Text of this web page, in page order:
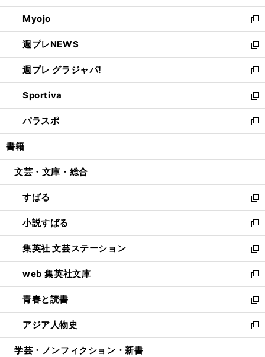
開
く
ウ
で
開
く
ン
ド
ウ
で
開
く
ウ
ィ
ン
ド
ウ
で
開
く
Myojo
新
し
い
ウ
ィ
ン
ド
ウ
で
開
週プレNEWS
新
し
い
ウ
ィ
ン
ド
ウ
開
週プレ グラジャパ!
新
し
い
ウ
ィ
ン
ウ
開
く
Sportiva
新
し
い
ウ
ン
ウ
で
開
く
パラスポ
新
し
ウ
ン
ド
ウ
で
開
く
書籍
文芸・文庫・総合
すばる
新
し
い
ウ
ィ
ン
ド
ウ
で
開
く
小説すばる
新
し
い
ウ
ィ
ン
ド
ウ
で
開
集英社 文芸ステーション
新
し
い
ウ
ィ
ン
ド
ウ
web 集英社文庫
新
し
い
ウ
ィ
ン
青春と読書
新
し
い
ウ
アジア人物史
新
し
学芸・ノンフィクション・新書